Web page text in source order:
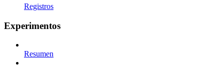
Registros
Experimentos
Resumen